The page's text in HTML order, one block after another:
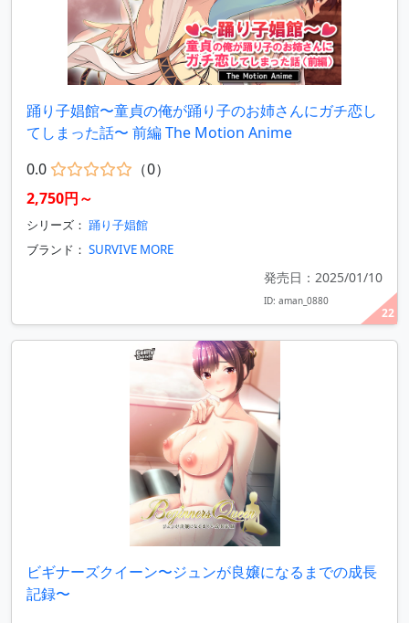
22
踊り子娼館〜童貞の俺が踊り子のお姉さんにガチ恋し
てしまった話〜 前編 The Motion Anime
0.0
（0）
2,750円～
シリーズ： 踊り子娼館
ブランド： SURVIVE MORE
発売日：2025/01/10
ID: aman_0880
ビギナーズクイーン〜ジュンが良嬢になるまでの成長
記録〜